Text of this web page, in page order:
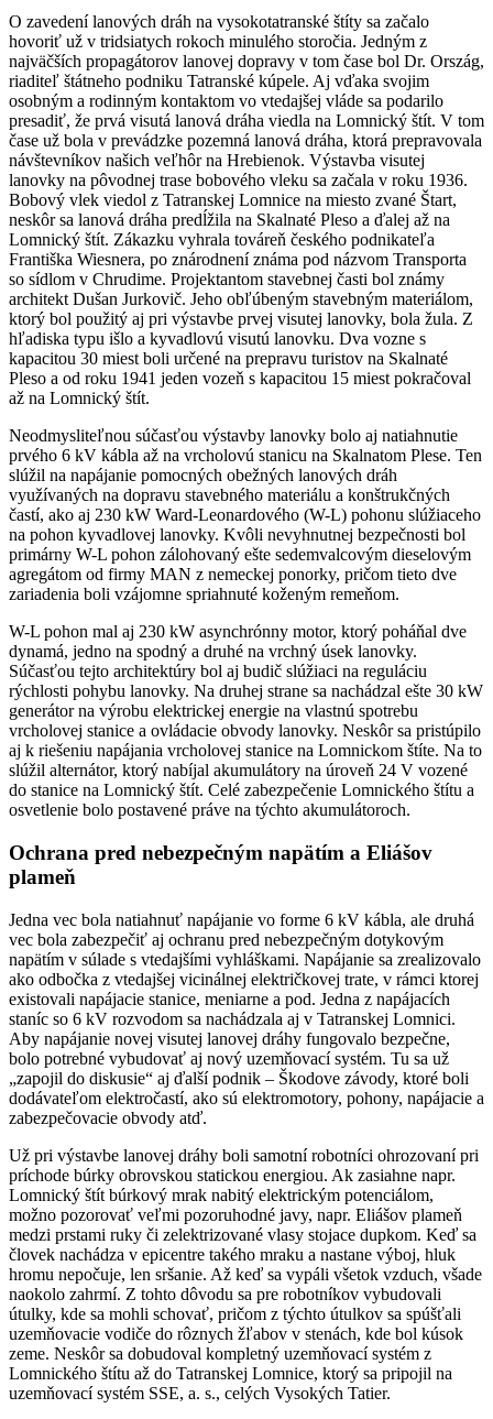
O zavedení lanových dráh na vysokotatranské štíty sa začalo
hovoriť už v tridsiatych rokoch minulého storočia. Jedným z
najväčších propagátorov lanovej dopravy v tom čase bol Dr. Ország,
riaditeľ štátneho podniku Tatranské kúpele. Aj vďaka svojim
osobným a rodinným kontaktom vo vtedajšej vláde sa podarilo
presadiť, že prvá visutá lanová dráha viedla na Lomnický štít. V tom
čase už bola v prevádzke pozemná lanová dráha, ktorá prepravovala
návštevníkov našich veľhôr na Hrebienok. Výstavba visutej
lanovky na pôvodnej trase bobového vleku sa začala v roku 1936.
Bobový vlek viedol z Tatranskej Lomnice na miesto zvané Štart,
neskôr sa lanová dráha predĺžila na Skalnaté Pleso a ďalej až na
Lomnický štít. Zákazku vyhrala továreň českého podnikateľa
Františka Wiesnera, po znárodnení známa pod názvom Transporta
so sídlom v Chrudime. Projektantom stavebnej časti bol známy
architekt Dušan Jurkovič. Jeho obľúbeným stavebným materiálom,
ktorý bol použitý aj pri výstavbe prvej visutej lanovky, bola žula. Z
hľadiska typu išlo a kyvadlovú visutú lanovku. Dva vozne s
kapacitou 30 miest boli určené na prepravu turistov na Skalnaté
Pleso a od roku 1941 jeden vozeň s kapacitou 15 miest pokračoval
až na Lomnický štít.
Neodmysliteľnou súčasťou výstavby lanovky bolo aj natiahnutie
prvého 6 kV kábla až na vrcholovú stanicu na Skalnatom Plese. Ten
slúžil na napájanie pomocných obežných lanových dráh
využívaných na dopravu stavebného materiálu a konštrukčných
častí, ako aj 230 kW Ward-Leonardového (W-L) pohonu slúžiaceho
na pohon kyvadlovej lanovky. Kvôli nevyhnutnej bezpečnosti bol
primárny W-L pohon zálohovaný ešte sedemvalcovým dieselovým
agregátom od firmy MAN z nemeckej ponorky, pričom tieto dve
zariadenia boli vzájomne spriahnuté koženým remeňom.
W-L pohon mal aj 230 kW asynchrónny motor, ktorý poháňal dve
dynamá, jedno na spodný a druhé na vrchný úsek lanovky.
Súčasťou tejto architektúry bol aj budič slúžiaci na reguláciu
rýchlosti pohybu lanovky. Na druhej strane sa nachádzal ešte 30 kW
generátor na výrobu elektrickej energie na vlastnú spotrebu
vrcholovej stanice a ovládacie obvody lanovky. Neskôr sa pristúpilo
aj k riešeniu napájania vrcholovej stanice na Lomnickom štíte. Na to
slúžil alternátor, ktorý nabíjal akumulátory na úroveň 24 V vozené
do stanice na Lomnický štít. Celé zabezpečenie Lomnického štítu a
osvetlenie bolo postavené práve na týchto akumulátoroch.
Ochrana pred nebezpečným napätím a Eliášov
plameň
Jedna vec bola natiahnuť napájanie vo forme 6 kV kábla, ale druhá
vec bola zabezpečiť aj ochranu pred nebezpečným dotykovým
napätím v súlade s vtedajšími vyhláškami. Napájanie sa zrealizovalo
ako odbočka z vtedajšej vicinálnej električkovej trate, v rámci ktorej
existovali napájacie stanice, meniarne a pod. Jedna z napájacích
staníc so 6 kV rozvodom sa nachádzala aj v Tatranskej Lomnici.
Aby napájanie novej visutej lanovej dráhy fungovalo bezpečne,
bolo potrebné vybudovať aj nový uzemňovací systém. Tu sa už
„zapojil do diskusie“ aj ďalší podnik – Škodove závody, ktoré boli
dodávateľom elektročastí, ako sú elektromotory, pohony, napájacie a
zabezpečovacie obvody atď.
Už pri výstavbe lanovej dráhy boli samotní robotníci ohrozovaní pri
príchode búrky obrovskou statickou energiou. Ak zasiahne napr.
Lomnický štít búrkový mrak nabitý elektrickým potenciálom,
možno pozorovať veľmi pozoruhodné javy, napr. Eliášov plameň
medzi prstami ruky či zelektrizované vlasy stojace dupkom. Keď sa
človek nachádza v epicentre takého mraku a nastane výboj, hluk
hromu nepočuje, len sršanie. Až keď sa vypáli všetok vzduch, všade
naokolo zahrmí. Z tohto dôvodu sa pre robotníkov vybudovali
útulky, kde sa mohli schovať, pričom z týchto útulkov sa spúšťali
uzemňovacie vodiče do rôznych žľabov v stenách, kde bol kúsok
zeme. Neskôr sa dobudoval kompletný uzemňovací systém z
Lomnického štítu až do Tatranskej Lomnice, ktorý sa pripojil na
uzemňovací systém SSE, a. s., celých Vysokých Tatier.